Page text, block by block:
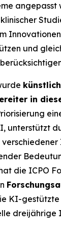
angepasst
und
in
unterstützt
die ICPO
KI-gestützte
dreijährige